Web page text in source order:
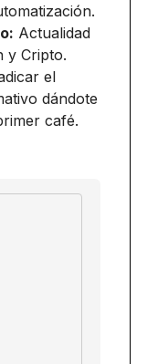
Actualidad
y Cripto.
el
dándote
café.